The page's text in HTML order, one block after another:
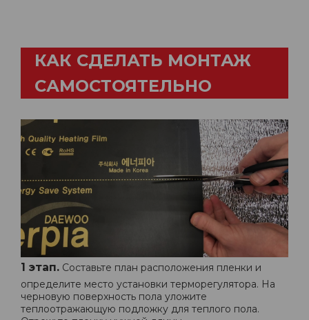
КАК СДЕЛАТЬ МОНТАЖ
САМОСТОЯТЕЛЬНО
1 этап. Составьте план расположения пленки и
определите место установки терморегулятора. На
черновую поверхность пола уложите
теплоотражающую подложку для теплого пола.